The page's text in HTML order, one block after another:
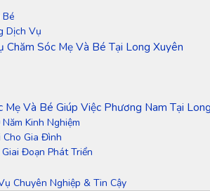
Dịch Vụ
Sóc Mẹ Và Bé Tại Long Xuyên
Mẹ Và Bé Giúp Việc Phương Nam Tại
Kinh Nghiệm
Gia Đình
Đoạn Phát Triển
Chuyên Nghiệp & Tin Cậy